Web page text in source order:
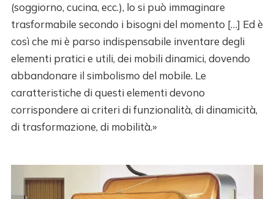
(soggiorno, cucina, ecc.), lo si può immaginare
trasformabile secondo i bisogni del momento […] Ed è
così che mi è parso indispensabile inventare degli
elementi pratici e utili, dei mobili dinamici, dovendo
abbandonare il simbolismo del mobile. Le
caratteristiche di questi elementi devono
corrispondere ai criteri di funzionalità, di dinamicità,
di trasformazione, di mobilità.»